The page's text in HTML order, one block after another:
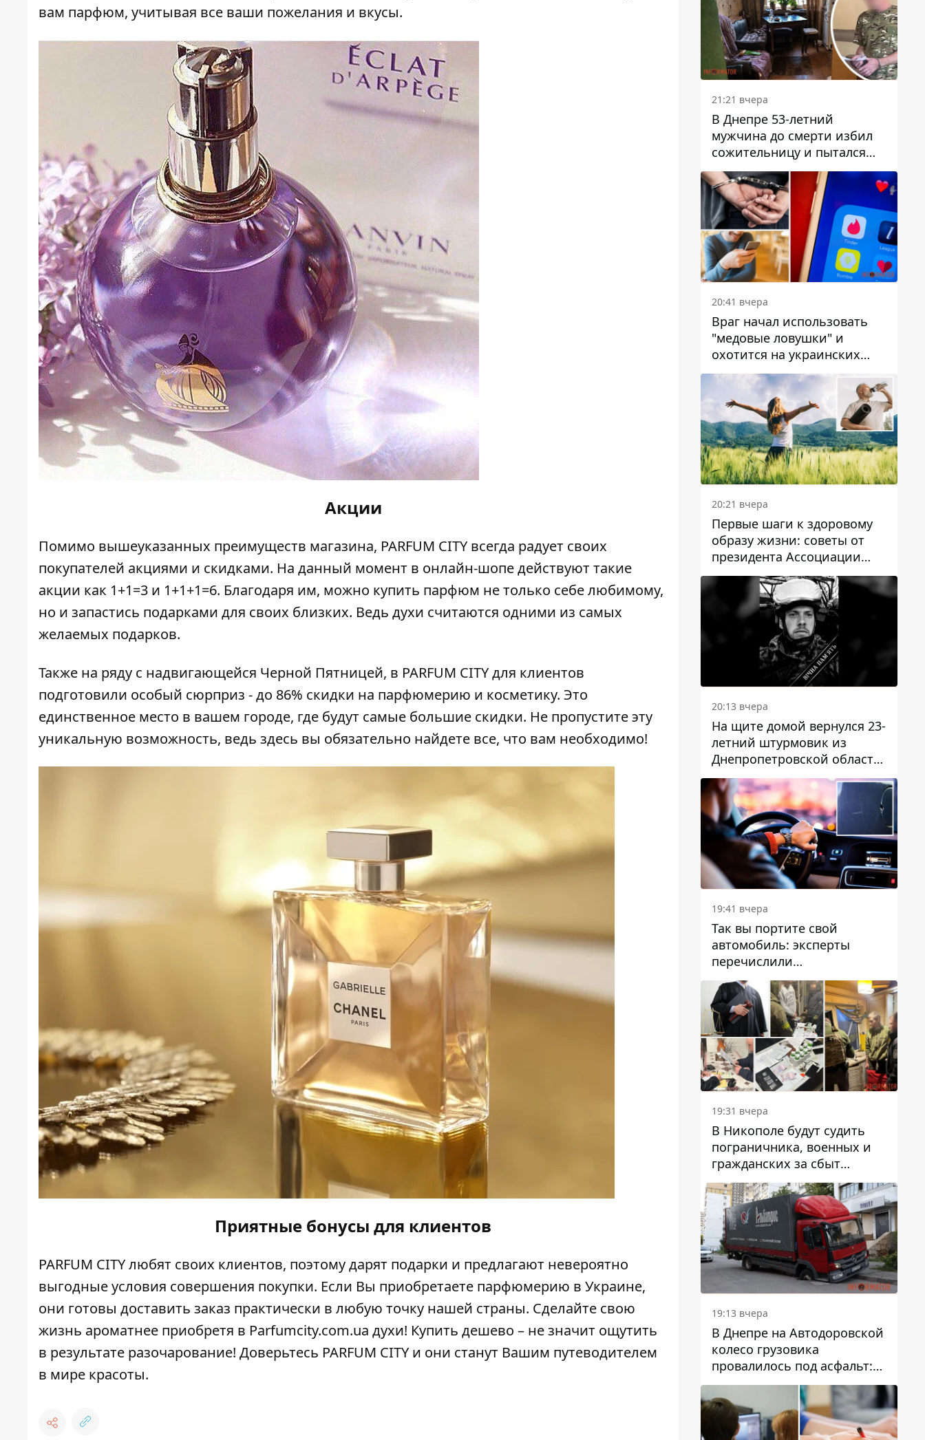
вам парфюм, учитывая все ваши пожелания и вкусы.
Акции
Помимо вышеуказанных преимуществ магазина, PARFUM CITY всегда радует своих
покупателей акциями и скидками. На данный момент в онлайн-шопе действуют такие
акции как 1+1=3 и 1+1+1=6. Благодаря им, можно купить парфюм не только себе любимому,
но и запастись подарками для своих близких. Ведь духи считаются одними из самых
желаемых подарков.
Также на ряду с надвигающейся Черной Пятницей, в PARFUM CITY для клиентов
подготовили особый сюрприз - до 86% скидки на парфюмерию и косметику. Это
единственное место в вашем городе, где будут самые большие скидки. Не пропустите эту
уникальную возможность, ведь здесь вы обязательно найдете все, что вам необходимо!
Приятные бонусы для клиентов
PARFUM CITY любят своих клиентов, поэтому дарят подарки и предлагают невероятно
выгодные условия совершения покупки. Если Вы приобретаете парфюмерию в Украине,
они готовы доставить заказ практически в любую точку нашей страны. Сделайте свою
жизнь ароматнее приобретя в Parfumcity.com.ua духи! Купить дешево – не значит ощутить
в результате разочарование! Доверьтесь PARFUM CITY и они станут Вашим путеводителем
в мире красоты.
21:21 вчера
В Днепре 53-летний
мужчина до смерти избил
сожительницу и пытался
скрыть преступление:
детали
20:41 вчера
Враг начал использовать
"медовые ловушки" и
охотится на украинских
военнослужащих
20:21 вчера
Первые шаги к здоровому
образу жизни: советы от
президента Ассоциации
диетологов Украины
20:13 вчера
На щите домой вернулся 23-
летний штурмовик из
Днепропетровской области
Богдан Бескровный
19:41 вчера
Так вы портите свой
автомобиль: эксперты
перечислили
распространенные
привычки водителей,
которые на самом деле
вредят машине
19:31 вчера
В Никополе будут судить
пограничника, военных и
гражданских за сбыт
психотропов
19:13 вчера
В Днепре на Автодоровской
колесо грузовика
провалилось под асфальт:
движение заблокировано